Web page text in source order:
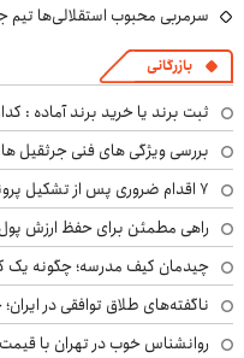
سرمربی محبوب استقلالی‌ها تیم
بازرگانی
ثبت برند یا خرید برند آماده :
بررسی ویژگی های فنی جرثقیل
۷ اقدام ضروری پس از تشکیل پرونده مواد مخدر؛ راهنمای خانواده‌ها
راهی مطمئن برای حفظ ارزش
چیدمان کیف مدرسه؛ چگونه
ناگفته‌های طلاق توافقی در
روانشناس خوب در تهران با